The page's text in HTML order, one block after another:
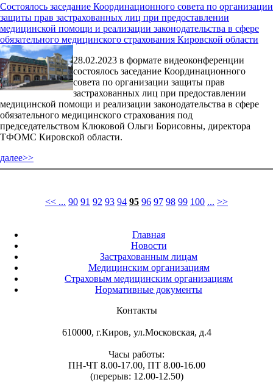
Состоялось заседание Координационного совета по организации
защиты прав застрахованных лиц при предоставлении
медицинской помощи и реализации законодательства в сфере
обязательного медицинского страхования Кировской области
28.02.2023 в формате видеоконференции
состоялось заседание Координационного
совета по организации защиты прав
застрахованных лиц при предоставлении
медицинской помощи и реализации законодательства в сфере
обязательного медицинского страхования под
председательством Клюковой Ольги Борисовны, директора
ТФОМС Кировской области.
далее>>
<< ... 90 91 92 93 94 95 96 97 98 99 100 ... >>
Главная
Новости
Застрахованным лицам
Медицинским организациям
Страховым медицинским организациям
Нормативные документы
Контакты
610000, г.Киров, ул.Московская, д.4
Часы работы:
ПН-ЧТ 8.00-17.00, ПТ 8.00-16.00
(перерыв: 12.00-12.50)